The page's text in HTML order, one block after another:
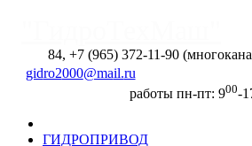
84, +7 (965) 372-11-90
работы пн-пт: 900-
ГИДРОПРИВОД